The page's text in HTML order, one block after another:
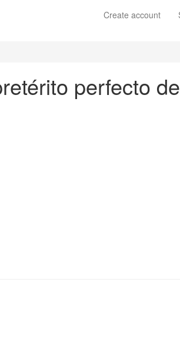
Create account
perfecto de